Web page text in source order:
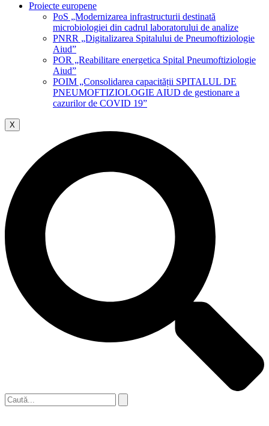
Proiecte europene
PoS „Modernizarea infrastructurii destinată
microbiologiei din cadrul laboratorului de analize
PNRR „Digitalizarea Spitalului de Pneumoftiziologie
Aiud”
POR „Reabilitare energetica Spital Pneumoftiziologie
Aiud”
POIM „Consolidarea capacității SPITALUL DE
PNEUMOFTIZIOLOGIE AIUD de gestionare a
cazurilor de COVID 19”
X